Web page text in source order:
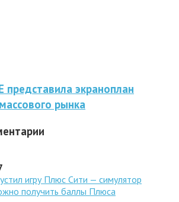
представила экраноплан
рынка
игру Плюс Сити — симулятор
получить баллы Плюса